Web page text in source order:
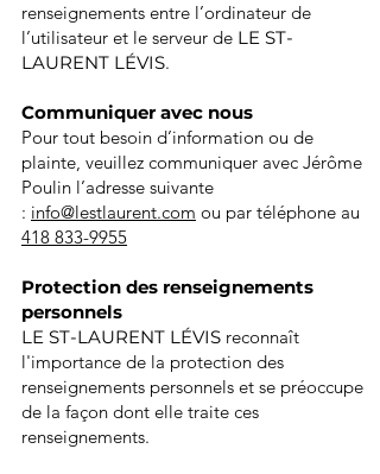
renseignements entre l’ordinateur de
l’utilisateur et le serveur de LE ST-
LAURENT LÉVIS.
Communiquer avec nous
Pour tout besoin d’information ou de
plainte, veuillez communiquer avec Jérôme
Poulin l’adresse suivante
: info@lestlaurent.com ou par téléphone au
418 833-9955
Protection des renseignements
personnels
LE ST-LAURENT LÉVIS reconnaît
l'importance de la protection des
renseignements personnels et se préoccupe
de la façon dont elle traite ces
renseignements.